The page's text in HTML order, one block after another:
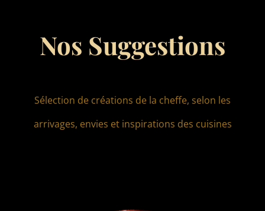
Nos Suggestions
Sélection de créations de la cheffe, selon les
arrivages, envies et inspirations des cuisines